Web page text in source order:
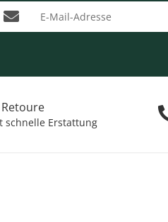
schnelle Erstattung
E-Mail-Adresse